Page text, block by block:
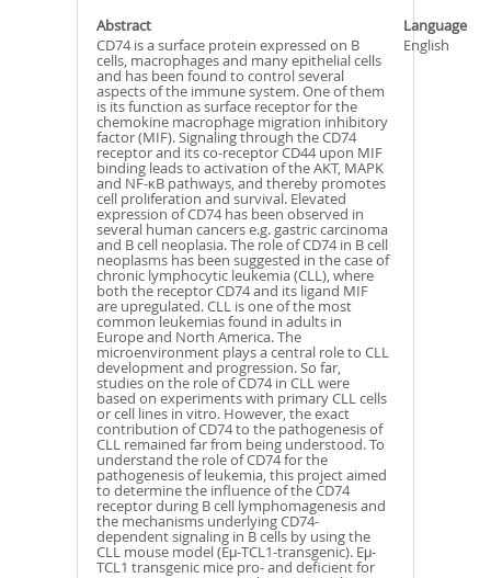
Abstract
Language
CD74 is a surface protein expressed on B
cells, macrophages and many epithelial cells
and has been found to control several
aspects of the immune system. One of them
is its function as surface receptor for the
chemokine macrophage migration inhibitory
factor (MIF). Signaling through the CD74
receptor and its co-receptor CD44 upon MIF
binding leads to activation of the AKT, MAPK
and NF-κB pathways, and thereby promotes
cell proliferation and survival. Elevated
expression of CD74 has been observed in
several human cancers e.g. gastric carcinoma
and B cell neoplasia. The role of CD74 in B cell
neoplasms has been suggested in the case of
chronic lymphocytic leukemia (CLL), where
both the receptor CD74 and its ligand MIF
are upregulated. CLL is one of the most
common leukemias found in adults in
Europe and North America. The
microenvironment plays a central role to CLL
development and progression. So far,
studies on the role of CD74 in CLL were
based on experiments with primary CLL cells
or cell lines in vitro. However, the exact
contribution of CD74 to the pathogenesis of
CLL remained far from being understood. To
understand the role of CD74 for the
pathogenesis of leukemia, this project aimed
to determine the influence of the CD74
receptor during B cell lymphomagenesis and
the mechanisms underlying CD74-
dependent signaling in B cells by using the
CLL mouse model (Eμ-TCL1-transgenic). Eμ-
TCL1 transgenic mice pro- and deficient for
English